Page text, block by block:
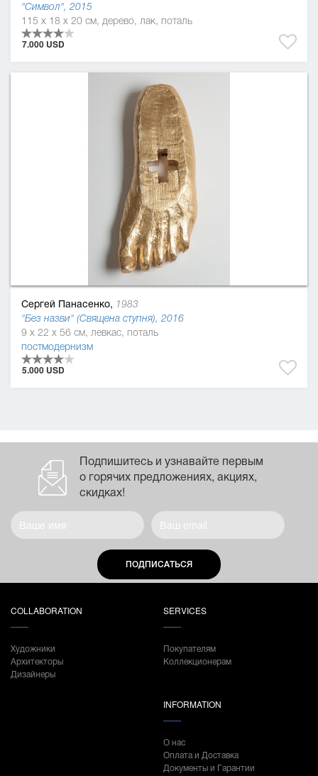
"Символ", 2015
115 x 18 x 20 см, дерево, лак, поталь
7.000 USD
Сергей Панасенко, 1983
"Без назви" (Священа ступня), 2016
9 x 22 x 56 см, левкас, поталь
постмодернизм
5.000 USD
Подпишитесь и узнавайте первым
о горячих предложениях, акциях,
скидках!
ПОДПИСАТЬСЯ
COLLABORATION
Художники
Архитекторы
Дизайнеры
SERVICES
Покупателям
Коллекционерам
INFORMATION
О нас
Оплата и Доставка
Документы и Гарантии